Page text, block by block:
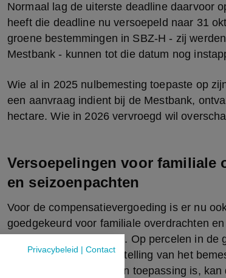
Privacybeleid Contact
Normaal lag de uiterste deadline daarvoor
heeft die deadline nu versoepeld naar 31
groene bestemmingen in SBZ-H - zij
Mestbank - kunnen tot die datum nog
Wie al in 2025 nulbemesting toepaste op
een aanvraag indient bij de Mestbank,
hectare. Wie in 2026 vervroegd wil
Versoepelingen voor familiale
en seizoenpachten
Voor de compensatievergoeding is er nu
goedgekeurd voor familiale overdrachten
seizoenpachtcontracten. Op percelen in de
in SBZ-H waar een vrijstelling van het
ontheffing genoemd, van toepassing is, kan